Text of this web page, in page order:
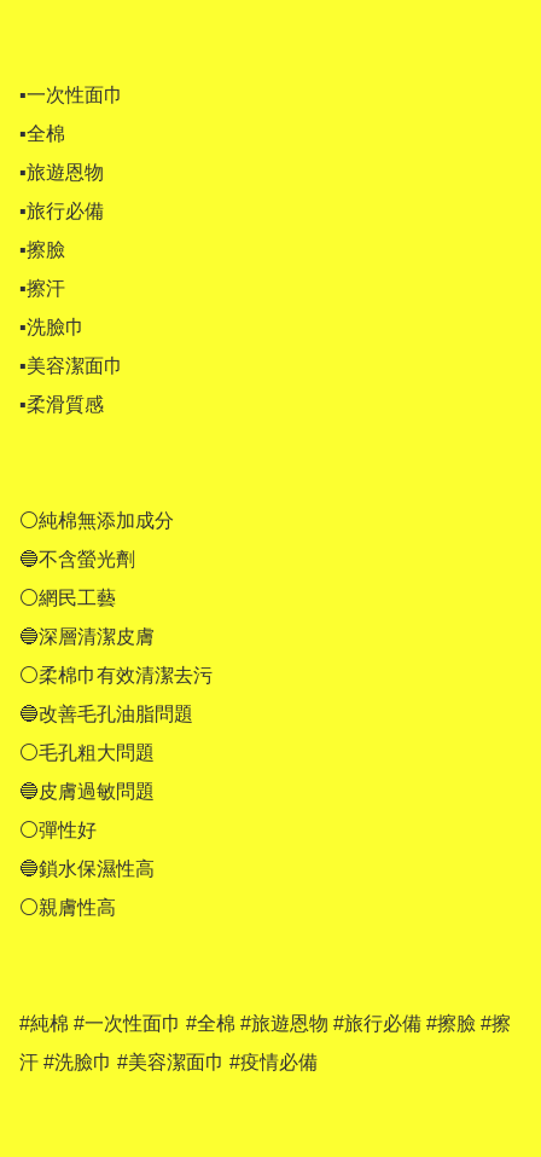
▪一次性面巾
▪全棉
▪旅遊恩物
▪旅行必備
▪擦臉
▪擦汗
▪洗臉巾
▪美容潔面巾
▪柔滑質感
⚪純棉無添加成分
🔵不含螢光劑
⚪網民工藝
🔵深層清潔皮膚
⚪柔棉巾有效清潔去污
🔵改善毛孔油脂問題
⚪毛孔粗大問題
🔵皮膚過敏問題
⚪彈性好
🔵鎖水保濕性高
⚪親膚性高
#純棉 #一次性面巾 #全棉 #旅遊恩物 #旅行必備 #擦臉 #擦
汗 #洗臉巾 #美容潔面巾 #疫情必備